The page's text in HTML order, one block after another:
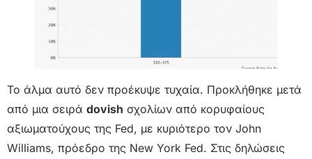
Το άλμα αυτό δεν προέκυψε τυχαία. Προκλήθηκε μετά
από μια σειρά dovish σχολίων από κορυφαίους
αξιωματούχους της Fed, με κυριότερο τον John
Williams, πρόεδρο της New York Fed. Στις δηλώσεις